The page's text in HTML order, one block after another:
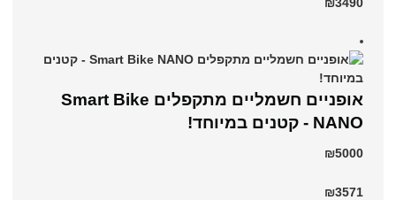
אופניים חשמליים מתקפלים Smart Bike
NANO - קטנים במיוחד!
₪5000
₪3571